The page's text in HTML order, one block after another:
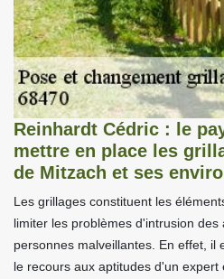
Reinhardt Cédric : le
mettre en place les
de Mitzach et ses
Les grillages constituent les
limiter les problèmes d'intrusion
personnes malveillantes. En effet, il
le recours aux aptitudes d'un